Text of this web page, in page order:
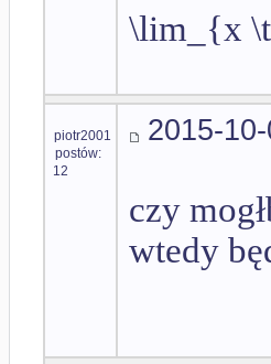
\lim_{x
piotr2001
postów:
12
2015-
czy
wtedy